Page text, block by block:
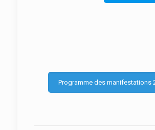
Programme des manifestations